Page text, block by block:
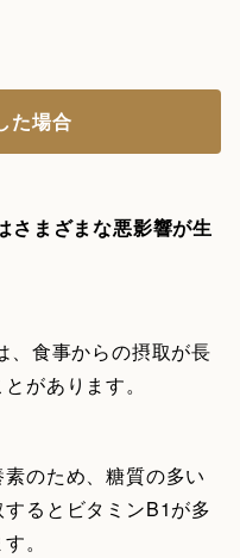
た場合
さまざまな悪影響が生
、食事からの摂取が長
があります。
のため、糖質の多い
るとビタミンB1が多
。